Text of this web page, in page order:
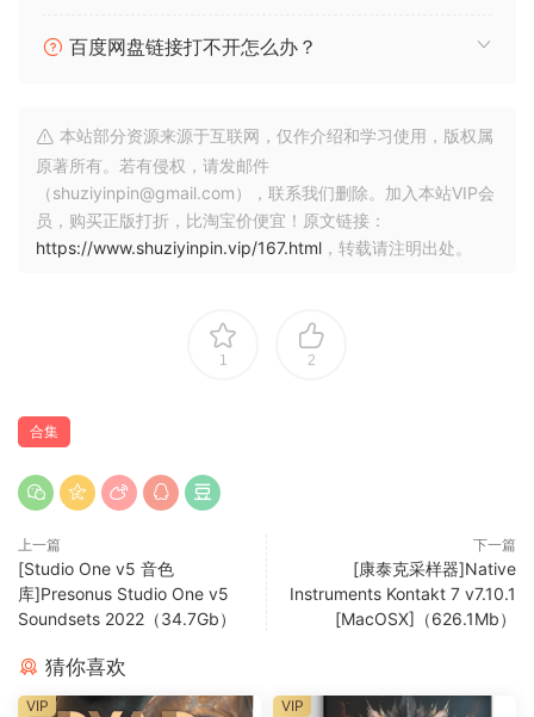
Chinee Yuan
Chinee Xiao
Chinee SuoNa
Chinee SanXian
Chinee Sheng
Chinee MaTouQin
Chinee GuZheng
Chinee Gu Qin
Chinee ErHu II
Chinee ErHu I
Chinee DiZi
Chinee BaWu
Chinee Ban Hu
百度网盘链接打不开怎么办？
本站部分资源来源于互联网，仅作介绍和学习使用，版权属
原著所有。若有侵权，请发邮件
（shuziyinpin@gmail.com），联系我们删除。加入本站VIP会
员，购买正版打折，比淘宝价便宜！原文链接：
https://www.shuziyinpin.vip/167.html ，转载请注明出处。
1 2
合集
上一篇
[Studio One v5 音色
库]Presonus Studio One v5
Soundsets 2022（34.7Gb）
下一篇
[康泰克采样器]Native
Instruments Kontakt 7 v7.10.1
[MacOSX]（626.1Mb）
猜你喜欢
VIP VIP